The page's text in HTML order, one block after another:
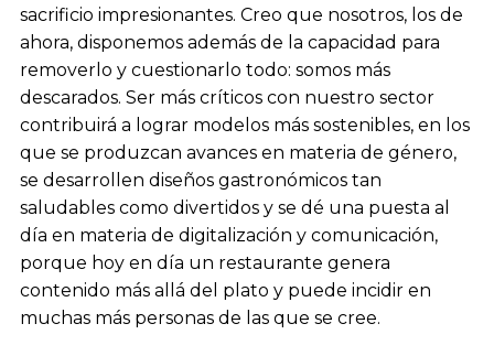
sacrificio impresionantes. Creo que nosotros, los de
ahora, disponemos además de la capacidad para
removerlo y cuestionarlo todo: somos más
descarados. Ser más críticos con nuestro sector
contribuirá a lograr modelos más sostenibles, en los
que se produzcan avances en materia de género,
se desarrollen diseños gastronómicos tan
saludables como divertidos y se dé una puesta al
día en materia de digitalización y comunicación,
porque hoy en día un restaurante genera
contenido más allá del plato y puede incidir en
muchas más personas de las que se cree.